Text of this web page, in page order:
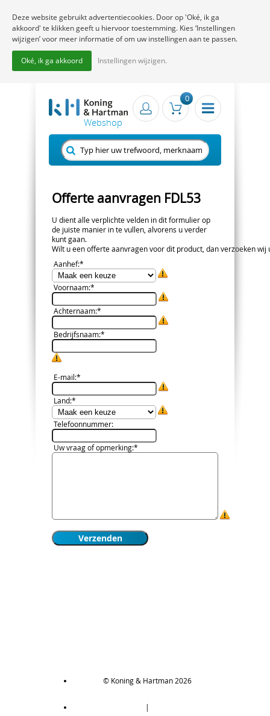
0
Offerte aanvragen FDL53
U dient alle verplichte velden in dit formulier op
de juiste manier in te vullen, alvorens u verder
kunt gaan.
Wilt u een offerte aanvragen voor dit product, dan verzoeken
Aanhef:*
Voornaam:*
Achternaam:*
Bedrijfsnaam:*
E-mail:*
Land:*
Telefoonnummer:
Uw vraag of opmerking:*
© Koning & Hartman 2026
|
Deze website gebruikt advertentiecookies. Door op 'Oké, ik ga
akkoord' te klikken geeft u hiervoor toestemming. Kies ‘Instellingen
wijzigen’ voor meer informatie of om uw instellingen aan te passen.
Oké, ik ga akkoord Instellingen wijzigen.